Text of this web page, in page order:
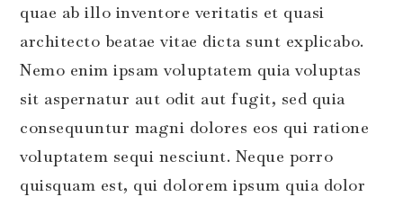
quae ab illo inventore veritatis et quasi
architecto beatae vitae dicta sunt explicabo.
Nemo enim ipsam voluptatem quia voluptas
sit aspernatur aut odit aut fugit, sed quia
consequuntur magni dolores eos qui ratione
voluptatem sequi nesciunt. Neque porro
quisquam est, qui dolorem ipsum quia dolor